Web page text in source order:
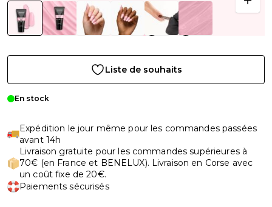
Liste de souhaits
En stock
Expédition le jour même pour les commandes passées
avant 14h
Livraison gratuite pour les commandes supérieures à
70€ (en France et BENELUX). Livraison en Corse avec
un coût fixe de 20€.
Paiements sécurisés